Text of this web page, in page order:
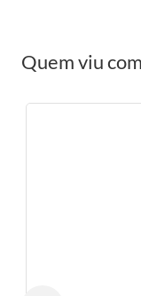
Quem viu